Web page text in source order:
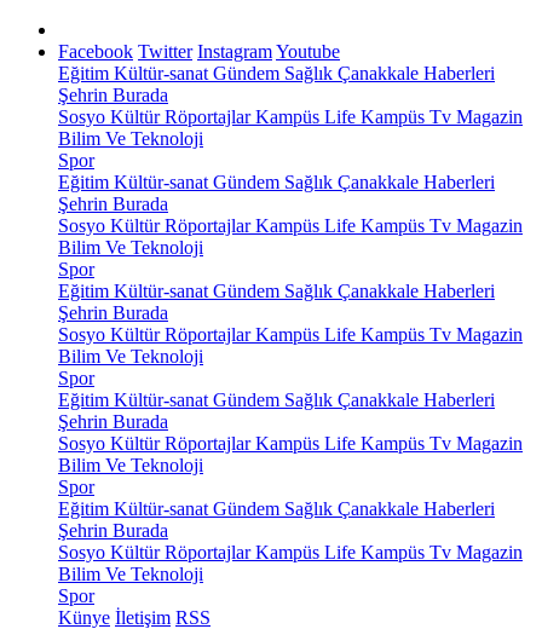
Facebook Twitter InstagramYoutube
Eğitim Kültür-sanat Gündem Sağlık Çanakkale Haberleri
Şehrin Burada
Sosyo KültürRöportajlarKampüs Life Kampüs Tv Magazin
Bilim Ve Teknoloji
Spor
Eğitim Kültür-sanat Gündem Sağlık Çanakkale Haberleri
Şehrin Burada
Sosyo KültürRöportajlarKampüs Life Kampüs Tv Magazin
Bilim Ve Teknoloji
Spor
Eğitim Kültür-sanat Gündem Sağlık Çanakkale Haberleri
Şehrin Burada
Sosyo KültürRöportajlarKampüs Life Kampüs Tv Magazin
Bilim Ve Teknoloji
Spor
Eğitim Kültür-sanat Gündem Sağlık Çanakkale Haberleri
Şehrin Burada
Sosyo KültürRöportajlarKampüs Life Kampüs Tv Magazin
Bilim Ve Teknoloji
Spor
Eğitim Kültür-sanat Gündem Sağlık Çanakkale Haberleri
Şehrin Burada
Sosyo KültürRöportajlarKampüs Life Kampüs Tv Magazin
Bilim Ve Teknoloji
Spor
Künye İletişim RSS